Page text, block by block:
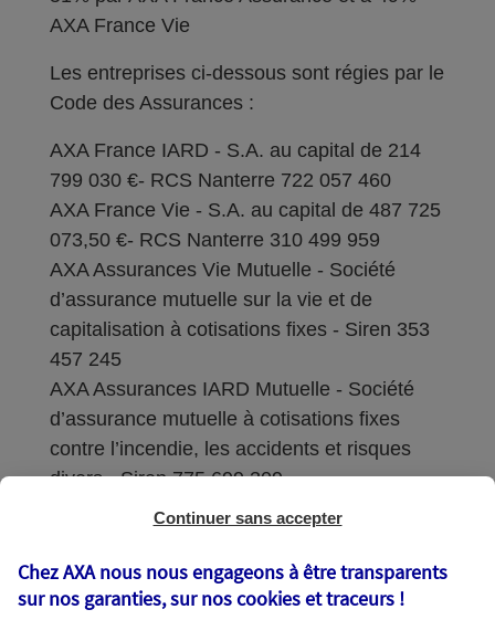
AXA France Vie
Les entreprises ci-dessous sont régies par le
Code des Assurances :
AXA France IARD - S.A. au capital de 214
799 030 €- RCS Nanterre 722 057 460
AXA France Vie - S.A. au capital de 487 725
073,50 €- RCS Nanterre 310 499 959
AXA Assurances Vie Mutuelle - Société
d’assurance mutuelle sur la vie et de
capitalisation à cotisations fixes - Siren 353
457 245
AXA Assurances IARD Mutuelle - Société
d’assurance mutuelle à cotisations fixes
contre l’incendie, les accidents et risques
divers - Siren 775 699 309
Sièges sociaux : 313 Terrasses de l’Arche –
Coordonnées de l'Autorité de contrôle
Continuer sans accepter
Chez AXA nous nous engageons à être transparents
sur nos garanties, sur noscookies et traceurs !